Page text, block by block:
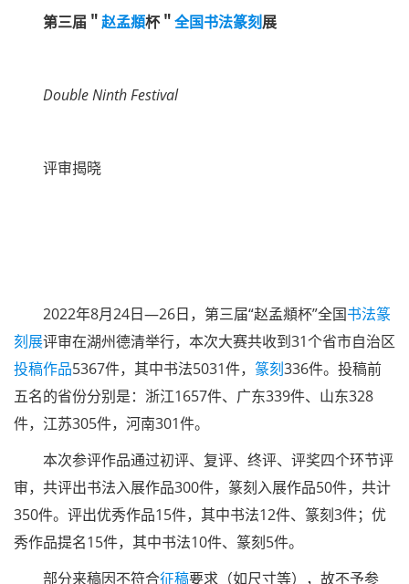
第三届＂赵孟頫杯＂全国书法篆刻展
Double Ninth Festival
评审揭晓
2022年8月24日—26日，第三届“赵孟頫杯”全国书法篆
刻展评审在湖州德清举行，本次大赛共收到31个省市自治区
投稿作品5367件，其中书法5031件， 篆刻336件。投稿前
五名的省份分别是：浙江1657件、广东339件、山东328
件，江苏305件，河南301件。
本次参评作品通过初评、复评、终评、评奖四个环节评
审，共评出书法入展作品300件，篆刻入展作品50件，共计
350件。评出优秀作品15件，其中书法12件、篆刻3件；优
秀作品提名15件，其中书法10件、篆刻5件。
部分来稿因不符合征稿要求（如尺寸等），故不予参